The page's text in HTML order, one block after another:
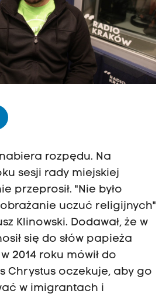
rozpędu. Na
sesji rady miejskiej
przeprosił. "Nie było
uczuć religijnych"
Klinowski. Dodawał, że w
się do słów papieża
2014 roku mówił do
Chrystus oczekuje, aby go
w imigrantach i